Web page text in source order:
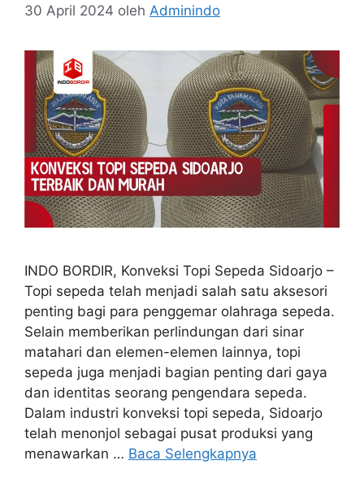
30 April 2024 oleh Adminindo
INDO BORDIR, Konveksi Topi Sepeda Sidoarjo –
Topi sepeda telah menjadi salah satu aksesori
penting bagi para penggemar olahraga sepeda.
Selain memberikan perlindungan dari sinar
matahari dan elemen-elemen lainnya, topi
sepeda juga menjadi bagian penting dari gaya
dan identitas seorang pengendara sepeda.
Dalam industri konveksi topi sepeda, Sidoarjo
telah menonjol sebagai pusat produksi yang
menawarkan … Baca Selengkapnya